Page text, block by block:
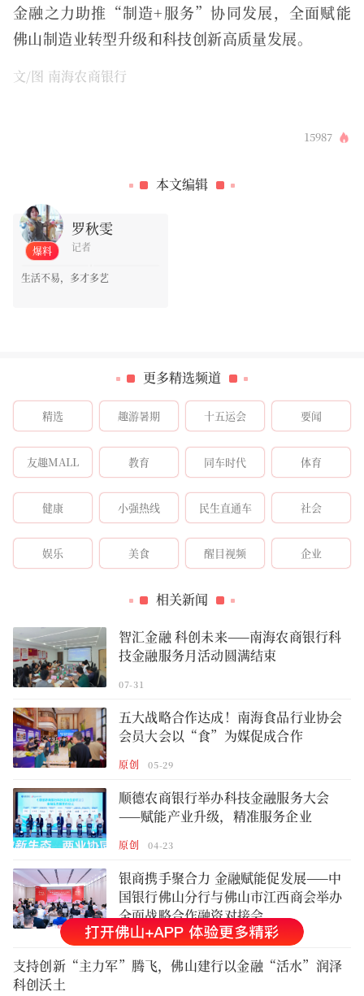
金融之力助推“制造+服务”协同发展，全面赋能
佛山制造业转型升级和科技创新高质量发展。
文/图 南海农商银行
15987
本文编辑
爆料
罗秋雯
记者
生活不易，多才多艺
更多精选频道
精选 趣游暑期 十五运会 要闻
友趣MALL 教育 同车时代 体育
健康 小强热线 民生直通车 社会
娱乐 美食 醒目视频 企业
相关新闻
智汇金融 科创未来——南海农商银行科
技金融服务月活动圆满结束
07-31
五大战略合作达成！南海食品行业协会
会员大会以“食”为媒促成合作
原创 05-29
顺德农商银行举办科技金融服务大会
——赋能产业升级，精准服务企业
原创 04-23
银商携手聚合力 金融赋能促发展——中
国银行佛山分行与佛山市江西商会举办
全面战略合作融资对接会
03-18
支持创新“主力军”腾飞，佛山建行以金融“活水”润泽
科创沃土